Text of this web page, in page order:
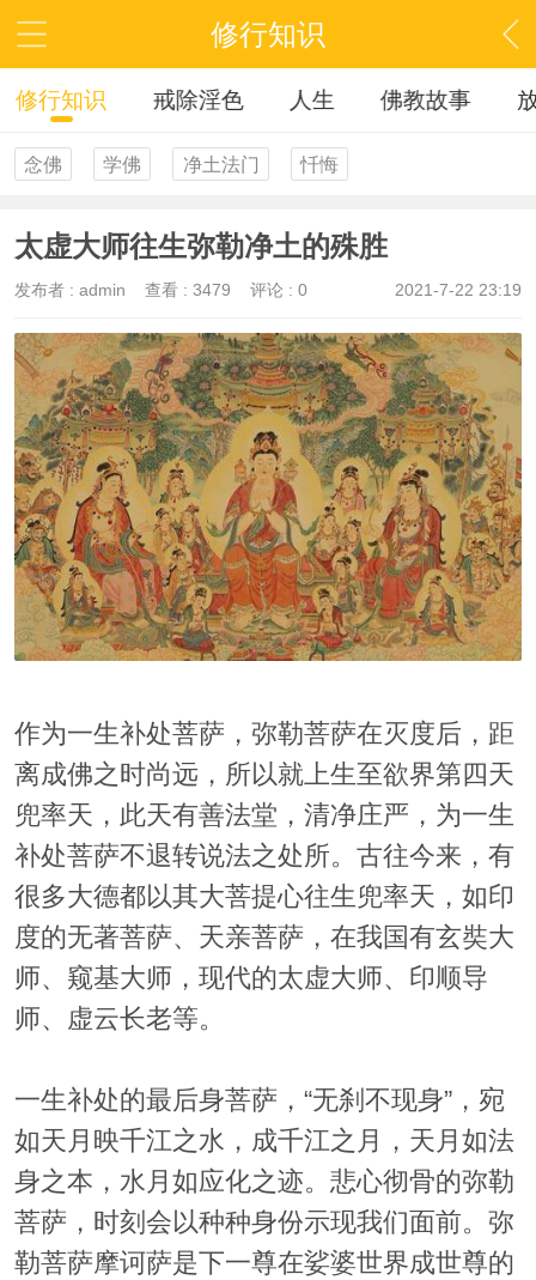
修行知识
修行知识 戒除淫色 人生 佛教故事
念佛 学佛 净土法门 忏悔
太虚大师往生弥勒净土的殊胜
2021-7-22 23:19
发布者 : admin 查看 : 3479 评论 : 0
作为一生补处菩萨，弥勒菩萨在灭度后，距
离成佛之时尚远，所以就上生至欲界第四天
兜率天，此天有善法堂，清净庄严，为一生
补处菩萨不退转说法之处所。古往今来，有
很多大德都以其大菩提心往生兜率天，如印
度的无著菩萨、天亲菩萨，在我国有玄奘大
师、窥基大师，现代的太虚大师、印顺导
师、虚云长老等。
一生补处的最后身菩萨，“无刹不现身”，宛
如天月映千江之水，成千江之月，天月如法
身之本，水月如应化之迹。悲心彻骨的弥勒
菩萨，时刻会以种种身份示现我们面前。弥
勒菩萨摩诃萨是下一尊在娑婆世界成世尊的